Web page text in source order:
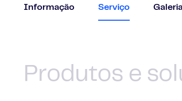
Informação Serviço Galeria
Produtos e